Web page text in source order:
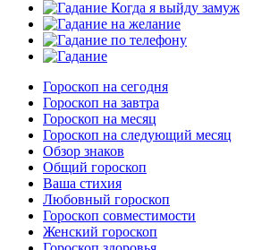
Гороскоп на сегодня
Гороскоп на завтра
Гороскоп на месяц
Гороскоп на следующий месяц
Обзор знаков
Общий гороскоп
Ваша стихия
Любовный гороскоп
Гороскоп совместимости
Женский гороскоп